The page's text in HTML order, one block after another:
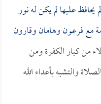
يحافظ عليها لم يكن له نور
مع فرعون وهامانوقارون
من كبار الكفرة ومن
والتشبه بأعداء الله